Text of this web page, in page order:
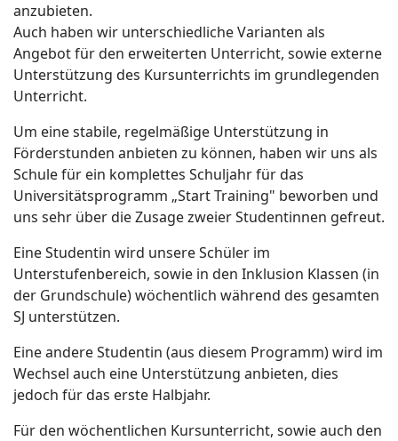
anzubieten.
Auch haben wir unterschiedliche Varianten als
Angebot für den erweiterten Unterricht, sowie externe
Unterstützung des Kursunterrichts im grundlegenden
Unterricht.
Um eine stabile, regelmäßige Unterstützung in
Förderstunden anbieten zu können, haben wir uns als
Schule für ein komplettes Schuljahr für das
Universitätsprogramm „Start Training" beworben und
uns sehr über die Zusage zweier Studentinnen gefreut.
Eine Studentin wird unsere Schüler im
Unterstufenbereich, sowie in den Inklusion Klassen (in
der Grundschule) wöchentlich während des gesamten
SJ unterstützen.
Eine andere Studentin (aus diesem Programm) wird im
Wechsel auch eine Unterstützung anbieten, dies
jedoch für das erste Halbjahr.
Für den wöchentlichen Kursunterricht, sowie auch den